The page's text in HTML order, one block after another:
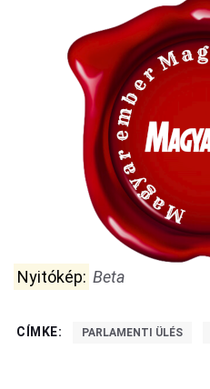
Nyitókép: Beta
CÍMKE: PARLAMENTI ÜLÉS